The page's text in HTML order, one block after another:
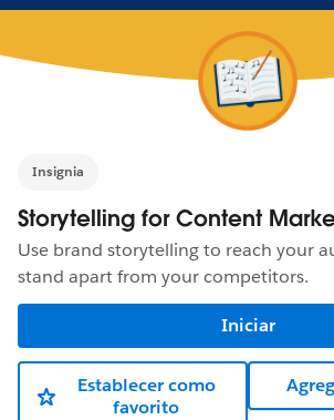
Insignia
Storytelling for Content
Use brand storytelling to reach your
stand apart from your competitors.
Iniciar
Establecer como
favorito